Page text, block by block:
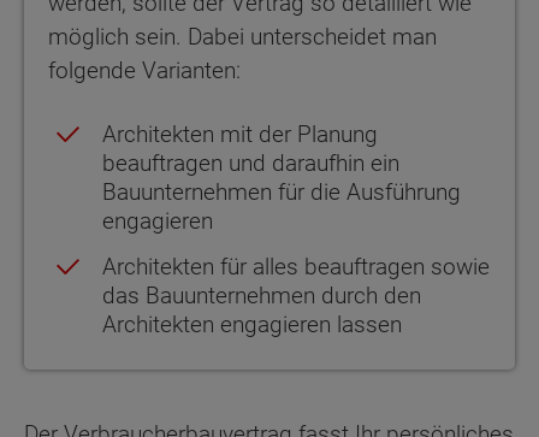
möglich sein. Dabei unterscheidet man
folgende Varianten:
Architekten mit der Planung
beauftragen und daraufhin ein
Bauunternehmen für die Ausführung
engagieren
Architekten für alles beauftragen sowie
das Bauunternehmen durch den
Architekten engagieren lassen